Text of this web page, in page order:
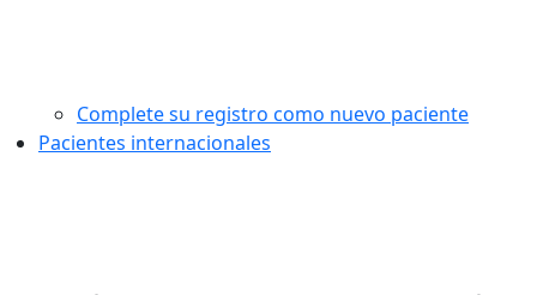
Complete su registro como nuevo paciente
Pacientes internacionales